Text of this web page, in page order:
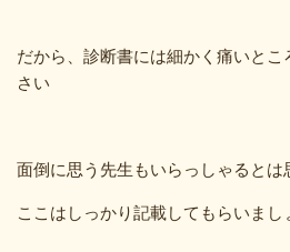
だから、診断書には細かく痛いと
さい
面倒に思う先生もいらっしゃるとは
ここはしっかり記載してもらいまし